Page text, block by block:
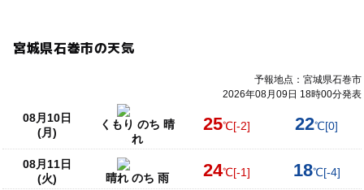
宮城県石巻市の天気
予報地点：宮城県石巻市
2026年08月09日 18時00分発表
08月10日
(月)
くもり のち 晴
れ
25℃[-2] 22℃[0]
08月11日
(火)
晴れ のち 雨 24℃[-1] 18℃[-4]